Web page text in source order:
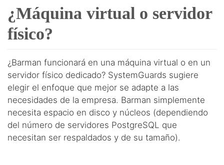
¿Máquina virtual o servidor
físico?
¿Barman funcionará en una máquina virtual o en un
servidor físico dedicado? SystemGuards sugiere
elegir el enfoque que mejor se adapte a las
necesidades de la empresa. Barman simplemente
necesita espacio en disco y núcleos (dependiendo
del número de servidores PostgreSQL que
necesitan ser respaldados y de su tamaño).